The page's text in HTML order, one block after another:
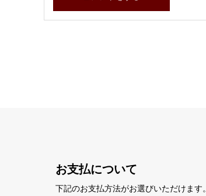
お支払について
下記のお支払方法がお選びいただけます。